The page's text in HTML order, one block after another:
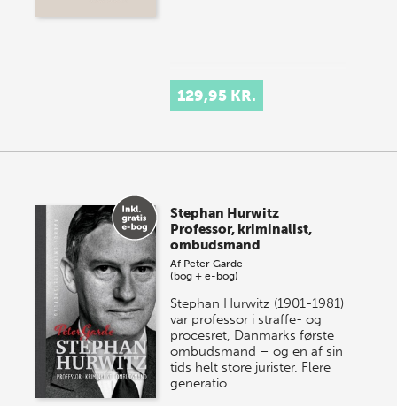
129,95 KR.
Stephan Hurwitz
Professor, kriminalist,
ombudsmand
Af Peter Garde
(bog + e-bog)
Stephan Hurwitz (1901-1981)
var professor i straffe- og
procesret, Danmarks første
ombudsmand – og en af sin
tids helt store jurister. Flere
generatio…